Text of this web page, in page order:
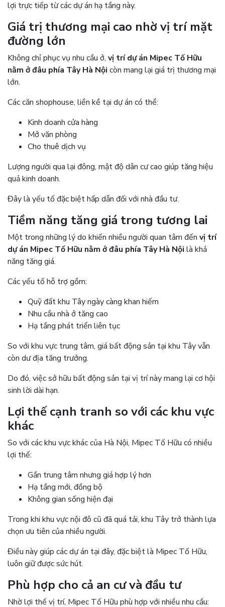
lợi trực tiếp từ các dự án hạ tầng này.
Giá trị thương mại cao nhờ vị trí mặt
đường lớn
Không chỉ phục vụ nhu cầu ở, vị trí dự án Mipec Tố Hữu
nằm ở đâu phía Tây Hà Nội còn mang lại giá trị thương mại
lớn.
Các căn shophouse, liền kề tại dự án có thể:
Kinh doanh cửa hàng
Mở văn phòng
Cho thuê dịch vụ
Lượng người qua lại đông, mật độ dân cư cao giúp tăng hiệu
quả kinh doanh.
Đây là yếu tố đặc biệt hấp dẫn đối với nhà đầu tư.
Tiềm năng tăng giá trong tương lai
Một trong những lý do khiến nhiều người quan tâm đến vị trí
dự án Mipec Tố Hữu nằm ở đâu phía Tây Hà Nội là khả
năng tăng giá.
Các yếu tố hỗ trợ gồm:
Quỹ đất khu Tây ngày càng khan hiếm
Nhu cầu nhà ở tăng cao
Hạ tầng phát triển liên tục
So với khu vực trung tâm, giá bất động sản tại khu Tây vẫn
còn dư địa tăng trưởng.
Do đó, việc sở hữu bất động sản tại vị trí này mang lại cơ hội
sinh lời dài hạn.
Lợi thế cạnh tranh so với các khu vực
khác
So với các khu vực khác của Hà Nội, Mipec Tố Hữu có nhiều
lợi thế:
Gần trung tâm nhưng giá hợp lý hơn
Hạ tầng mới, đồng bộ
Không gian sống hiện đại
Trong khi khu vực nội đô cũ đã quá tải, khu Tây trở thành lựa
chọn ưu tiên của nhiều người.
Điều này giúp các dự án tại đây, đặc biệt là Mipec Tố Hữu,
luôn giữ được sức hút.
Phù hợp cho cả an cư và đầu tư
Nhờ lợi thế vị trí, Mipec Tố Hữu phù hợp với nhiều nhu cầu: